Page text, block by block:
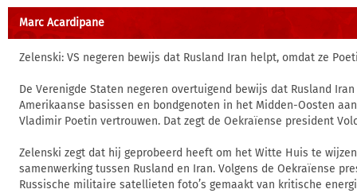
Marc Acardipane
Zelenski: VS negeren bewijs dat Rusland Iran helpt, omdat ze
De Verenigde Staten negeren overtuigend bewijs dat Rusland
Amerikaanse basissen en bondgenoten in het Midden-Oosten
Vladimir Poetin vertrouwen. Dat zegt de Oekraïense president
Zelenski zegt dat hij geprobeerd heeft om het Witte Huis te
samenwerking tussen Rusland en Iran. Volgens de Oekraïense
Russische militaire satellieten foto’s gemaakt van kritische